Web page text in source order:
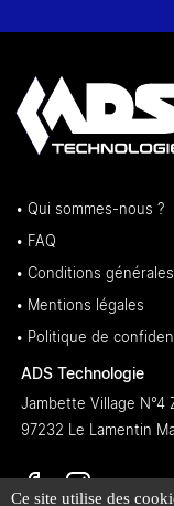
• Qui sommes-nous ?
• FAQ
• Conditions
• Mentions légales
• Politique de
ADS Technologie
Jambette Village N°4
97232 Le Lamentin
Ce site utilise des